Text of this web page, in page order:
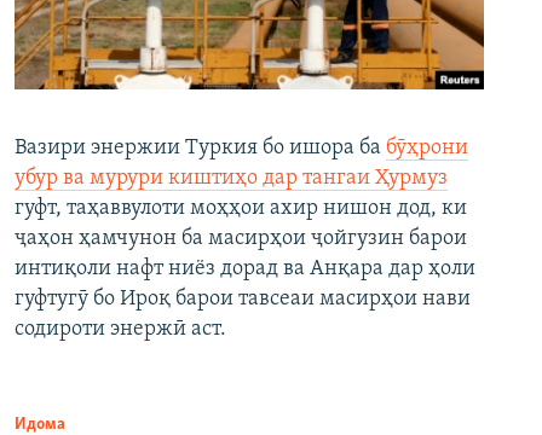
Вазири энержии Туркия бо ишора ба бӯҳрони
убур ва мурури киштиҳо дар тангаи Ҳурмуз
гуфт, таҳаввулоти моҳҳои ахир нишон дод, ки
ҷаҳон ҳамчунон ба масирҳои ҷойгузин барои
интиқоли нафт ниёз дорад ва Анқара дар ҳоли
гуфтугӯ бо Ироқ барои тавсеаи масирҳои нави
содироти энержӣ аст.
Идома